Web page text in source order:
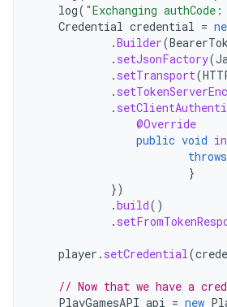
log( "Exchanging
Credential credential =
.Builder(
. setJsonFactory(
. setTransport(
.
.
@Override
public void
throws
}
})
.build()
.
player . setCredential(
// Now that we have a
PlayGamesAPI api = new